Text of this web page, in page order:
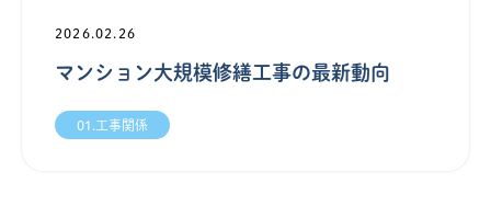
2026.02.26
マンション大規模修繕工事の最新動向
01.工事関係